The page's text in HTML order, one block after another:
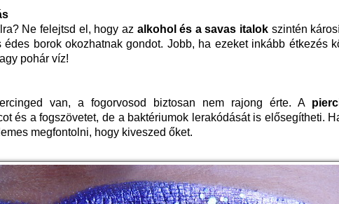
Ne felejtsd el, hogy az alkoholés a savas italok szintén
borok okozhatnak gondot. Jobb, ha ezeket inkább étkezés
pohár víz!
van, a fogorvosod biztosan nem rajong érte. A
és a fogszövetet, de a baktériumok lerakódását is elősegítheti.
megfontolni, hogy kiveszed őket.